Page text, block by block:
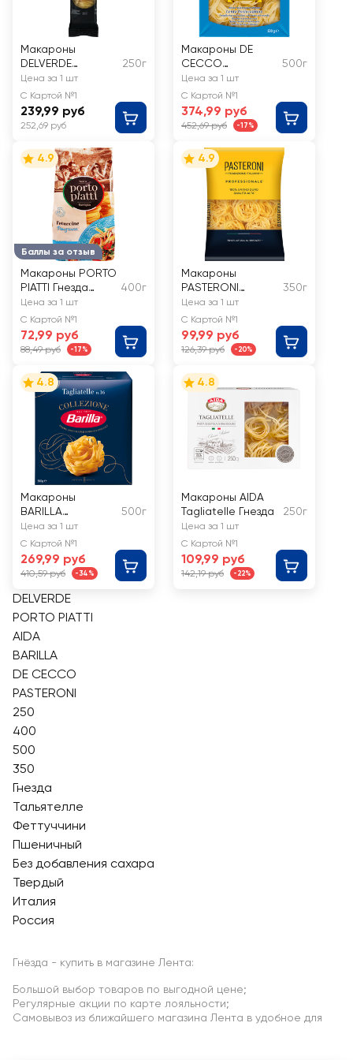
Макароны
DELVERDE
Феттуччине
250г
Цена за 1 шт
С Картой №1
239,99 руб
252,69 руб
Макароны DE
CECCO
Феттуччини №233
500г
Цена за 1 шт
С Картой №1
374,99 руб
452,69 руб -17%
Баллы за отзыв
4.9
Макароны PORTO
PIATTI Гнезда
Фетуччини
400г
Цена за 1 шт
С Картой №1
72,99 руб
88,49 руб -17%
4.9
Макароны
PASTERONI
Феттуччине, из
твердых сортов
пшеницы
350г
Цена за 1 шт
С Картой №1
99,99 руб
126,39 руб -20%
4.8
Макароны
BARILLA
Collezione
Tagliatelle, группа
А высший сорт
500г
Цена за 1 шт
С Картой №1
269,99 руб
410,59 руб -34%
4.8
Макароны AIDA
Tagliatelle Гнезда
250г
Цена за 1 шт
С Картой №1
109,99 руб
142,19 руб -22%
DELVERDE
PORTO PIATTI
AIDA
BARILLA
DE CECCO
PASTERONI
250
400
500
350
Гнезда
Тальятелле
Феттуччини
Пшеничный
Без добавления сахара
Твердый
Италия
Россия
Гнёзда - купить в магазине Лента:
Большой выбор товаров по выгодной цене;
Регулярные акции по карте лояльности;
Самовывоз из ближайшего магазина Лента в удобное для